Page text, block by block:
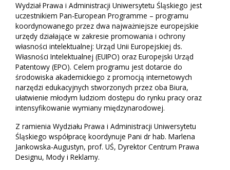
Wydział Prawa i Administracji Uniwersytetu Śląskiego jest
uczestnikiem Pan-European Programme – programu
koordynowanego przez dwa najważniejsze europejskie
urzędy działające w zakresie promowania i ochrony
własności intelektualnej: Urząd Unii Europejskiej ds.
Własności Intelektualnej (EUIPO) oraz Europejski Urząd
Patentowy (EPO). Celem programu jest dotarcie do
środowiska akademickiego z promocją internetowych
narzędzi edukacyjnych stworzonych przez oba Biura,
ułatwienie młodym ludziom dostępu do rynku pracy oraz
intensyfikowanie wymiany międzynarodowej.
Z ramienia Wydziału Prawa i Administracji Uniwersytetu
Śląskiego współpracę koordynuje Pani dr hab. Marlena
Jankowska-Augustyn, prof. UŚ, Dyrektor Centrum Prawa
Designu, Mody i Reklamy.